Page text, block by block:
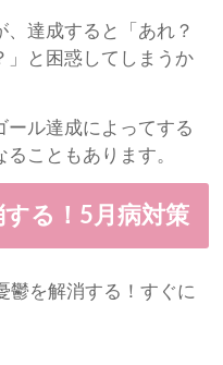
、達成すると「あれ？
」と困惑してしまうか
ール達成によってする
こともあります。
する！5月病対策